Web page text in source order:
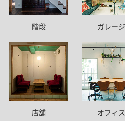
階段 ガレージ
店舗 オフィス